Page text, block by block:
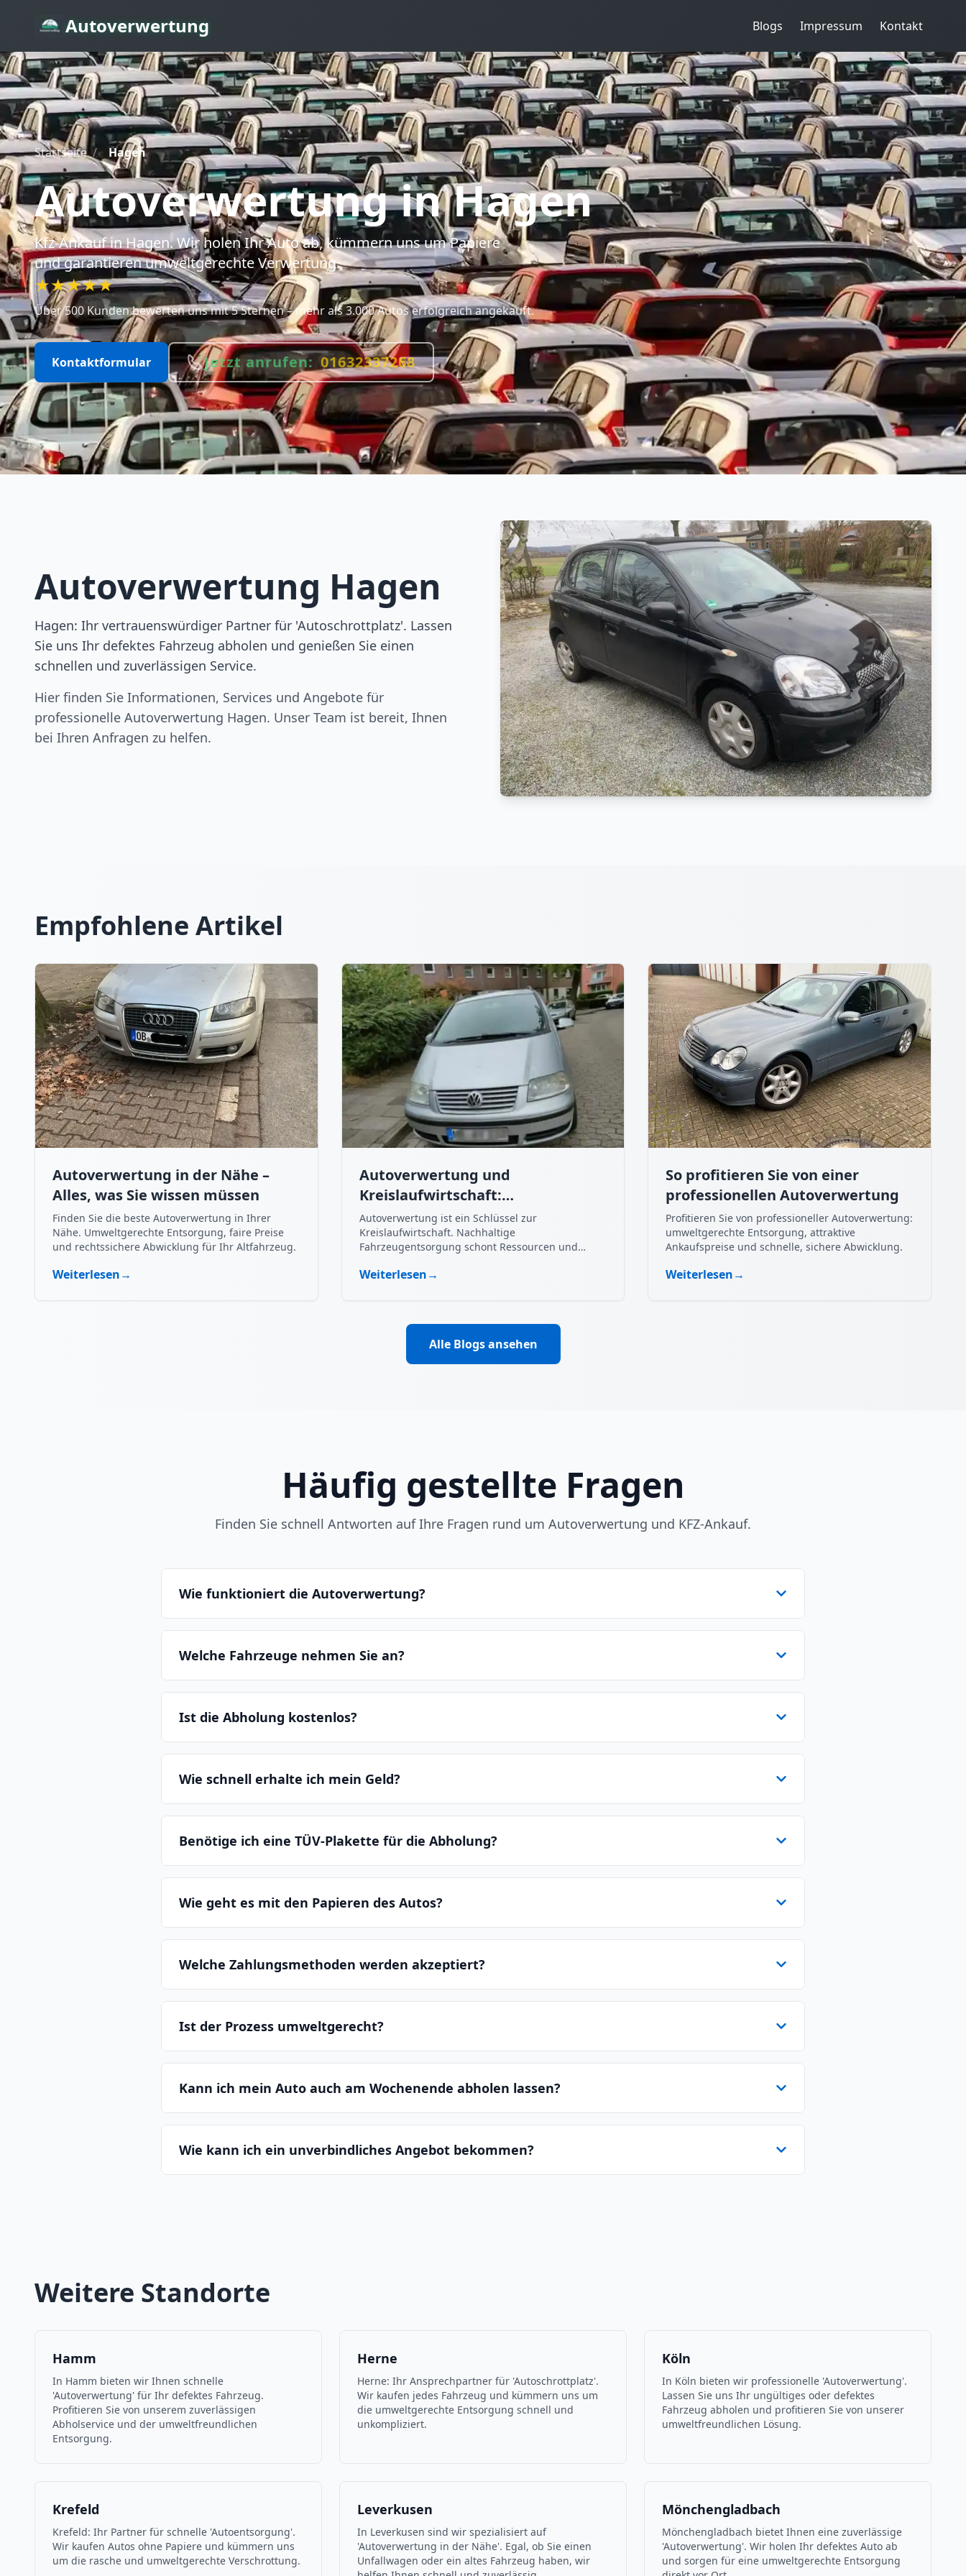
Autoverwertung Blogs Impressum Kontakt
Startseite / Hagen
Autoverwertungin Hagen
Kfz-Ankaufin Hagen. Wir holen Ihr Auto ab, kümmern uns um Papiere
und garantieren umweltgerechte Verwertung.
★★★★★
Über 500 Kunden bewerten uns mit 5 Sternen – mehr als 3.000 Autos erfolgreich angekauft.
Kontaktformular Jetzt anrufen: 01632337268
Autoverwertung Hagen
Hagen: Ihr vertrauenswürdiger Partner für 'Autoschrottplatz'. Lassen
Sie uns Ihr defektes Fahrzeug abholen und genießen Sie einen
schnellen und zuverlässigen Service.
Hier finden Sie Informationen, Services und Angebote für
professionelle Autoverwertung Hagen. Unser Team ist bereit, Ihnen
bei Ihren Anfragen zu helfen.
Empfohlene Artikel
Autoverwertung in der Nähe –
Alles, was Sie wissen müssen
Finden Sie die beste Autoverwertung in Ihrer
Nähe. Umweltgerechte Entsorgung, faire Preise
und rechtssichere Abwicklung für Ihr Altfahrzeug.
Weiterlesen→
Autoverwertung und
Kreislaufwirtschaft:
Nachhaltigkeit im Fokus
Autoverwertung ist ein Schlüssel zur
Kreislaufwirtschaft. Nachhaltige
Fahrzeugentsorgung schont Ressourcen und
Weiterlesen→
So profitieren Sie von einer
professionellen Autoverwertung
Profitieren Sie von professioneller Autoverwertung:
umweltgerechte Entsorgung, attraktive
Ankaufspreise und schnelle, sichere Abwicklung.
Weiterlesen→
Alle Blogs ansehen
Häufig gestellte Fragen
Finden Sie schnell Antworten auf Ihre Fragen rund um Autoverwertung und KFZ-Ankauf.
Wie funktioniert die Autoverwertung?
Welche Fahrzeuge nehmen Sie an?
Ist die Abholung kostenlos?
Wie schnell erhalte ich mein Geld?
Benötige ich eine TÜV-Plakette für die Abholung?
Wie geht es mit den Papieren des Autos?
Welche Zahlungsmethoden werden akzeptiert?
Ist der Prozess umweltgerecht?
Kann ich mein Auto auch am Wochenende abholen lassen?
Wie kann ich ein unverbindliches Angebot bekommen?
Weitere Standorte
Hamm
In Hamm bieten wir Ihnen schnelle
'Autoverwertung' für Ihr defektes Fahrzeug.
Profitieren Sie von unserem zuverlässigen
Abholservice und der umweltfreundlichen
Entsorgung.
Herne
Herne: Ihr Ansprechpartner für 'Autoschrottplatz'.
Wir kaufen jedes Fahrzeug und kümmern uns um
die umweltgerechte Entsorgung schnell und
unkompliziert.
Köln
In Köln bieten wir professionelle 'Autoverwertung'.
Lassen Sie uns Ihr ungültiges oder defektes
Fahrzeug abholen und profitieren Sie von unserer
umweltfreundlichen Lösung.
Krefeld
Krefeld: Ihr Partner für schnelle 'Autoentsorgung'.
Wir kaufen Autos ohne Papiere und kümmern uns
um die rasche und umweltgerechte Verschrottung.
Leverkusen
In Leverkusen sind wir spezialisiert auf
'Autoverwertung in der Nähe'. Egal, ob Sie einen
Unfallwagen oder ein altes Fahrzeug haben, wir
Mönchengladbach
Mönchengladbach bietet Ihnen eine zuverlässige
'Autoverwertung'. Wir holen Ihr defektes Auto ab
und sorgen für eine umweltgerechte Entsorgung